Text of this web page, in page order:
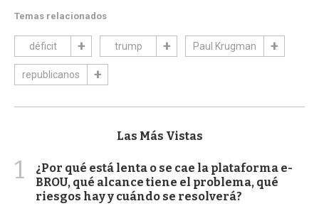
Temas relacionados
déficit trump Paul Krugman
republicanos
Las Más Vistas
1
¿Por qué está lenta o se cae la plataforma e-
BROU, qué alcance tiene el problema, qué
riesgos hay y cuándo se resolverá?